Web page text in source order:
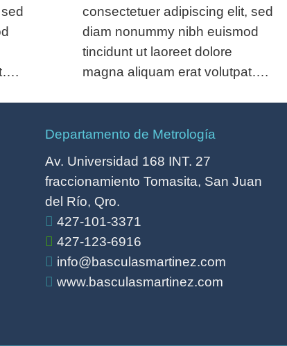
consectetuer adipiscing elit, sed
diam nonummy nibh euismod
tincidunt ut laoreet dolore
magna aliquam erat volutpat….
Departamento de Metrología
Av. Universidad 168 INT. 27
fraccionamiento Tomasita, San Juan
del Río, Qro.
427-101-3371
427-123-6916
info@basculasmartinez.com
www.basculasmartinez.com